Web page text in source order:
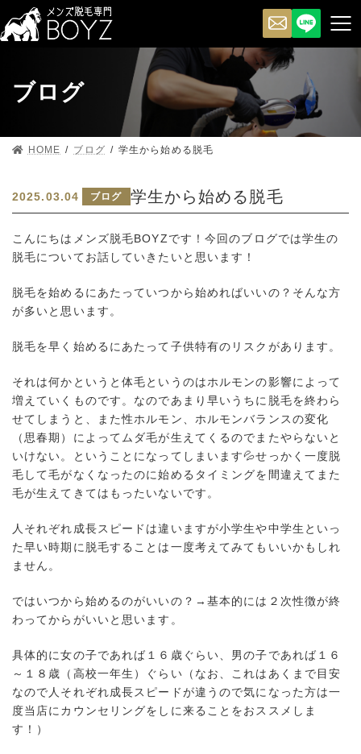
ブログ
HOME ブログ 学生から始める脱毛
2025.03.04 ブログ 学生から始める脱毛
こんにちはメンズ脱毛BOYZです！今回のブログでは学生の
脱毛についてお話していきたいと思います！
脱毛を始めるにあたっていつから始めればいいの？そんな方
が多いと思います。
脱毛を早く始めるにあたって子供特有のリスクがあります。
それは何かというと体毛というのはホルモンの影響によって
増えていくものです。なのであまり早いうちに脱毛を終わら
せてしまうと、また性ホルモン、ホルモンバランスの変化
（思春期）によってムダ毛が生えてくるのでまたやらないと
いけない。ということになってしまいます💦せっかく一度脱
毛して毛がなくなったのに始めるタイミングを間違えてまた
毛が生えてきてはもったいないです。
人それぞれ成長スピードは違いますが小学生や中学生といっ
た早い時期に脱毛することは一度考えてみてもいいかもしれ
ません。
ではいつから始めるのがいいの？→基本的には２次性徴が終
わってからがいいと思います。
具体的に女の子であれば１６歳ぐらい、男の子であれば１６
～１８歳（高校一年生）ぐらい（なお、これはあくまで目安
なので人それぞれ成長スピードが違うので気になった方は一
度当店にカウンセリングをしに来ることをおススメしま
す！）